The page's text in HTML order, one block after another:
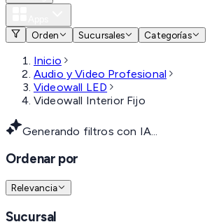
Orden
Sucursales Categorías
Inicio
Audio y Video Profesional
Videowall LED
Videowall Interior Fijo
Generando filtros con IA...
Ordenar por
Relevancia
Sucursal